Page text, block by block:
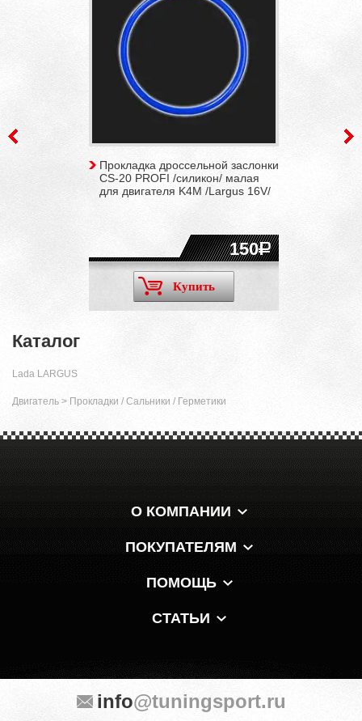
Прокладка дроссельной заслонки
CS-20 PROFI /силикон/ малая
для двигателя K4M /Largus 16V/
150
Купить
Каталог
Lada LARGUS
Двигатель > Прокладки / Сальники / Герметики
О КОМПАНИИ
ПОКУПАТЕЛЯМ
ПОМОЩЬ
СТАТЬИ
info@tuningsport.ru